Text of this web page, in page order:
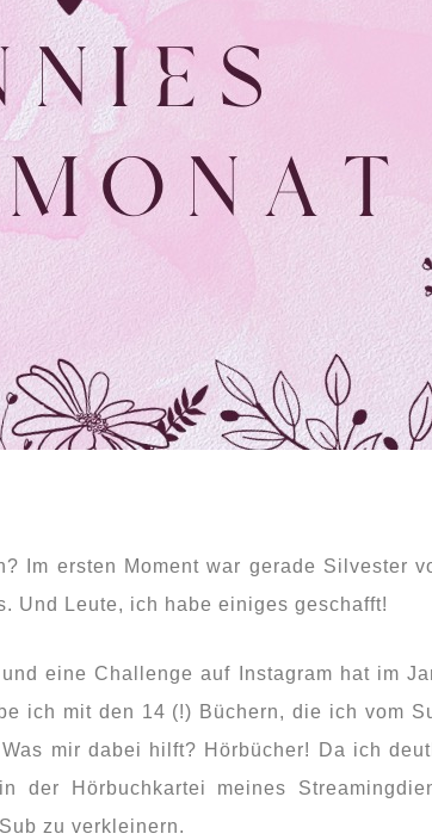
Im ersten Moment war gerade Silvester
Und Leute, ich habe einiges geschafft!
eine Challenge auf Instagram hat im
ich mit den 14 (!) Büchern, die ich vom
mir dabei hilft? Hörbücher! Da ich
der Hörbuchkartei meines
zu verkleinern.